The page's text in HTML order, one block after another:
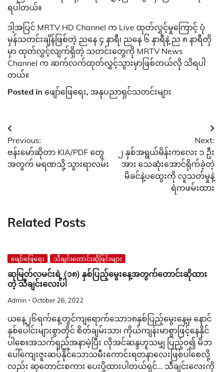
ရပါတယ်။
ဒါ့အပြင် MRTV HD Channel က Live ထုတ်လွှင့်မှုကြောင့် ပုံ
မှန်သတင်းချိန်ဖြစ်တဲ့ ညနေ ၄ နာရီ၊ ညနေ ၆ နာရီနဲ့ ည ၈ နာရီတို
မှာ ထုတ်လွှင့်လျက်ရှိတဲ့ သတင်းတွေကို MRTV News
Channel က ဆက်လက်ထုတ်လွှင့်သွားမှာဖြစ်တယ်လို သိရပါ
တယ်။
Posted in ဖျော်ဖြေရေး, အနုပညာရှင်သတင်းများ
Post
navigation
Previous:
ဗန်းမော်ဆိုတာ KIA/PDF တွေ
အတွက် မရဏသို့ သွားရာလမ်း
Next:
၂ နှစ်အရွယ်မိန်းကလေး ၁ ဦး
အား သေဆုံးအောင်ရိုက်ခဲ့တဲ့
မိခင်နဲ့ပထွေးကို လူသတ်မှုနဲ့
ရဲကဖမ်းထား
Related Posts
ဖျော်ဖြေရေး သီချင်းတောင်းဆိုခြင်းများ
ဆုမြတ်လမင်းရဲ့ (၁၈) နှစ်ပြည့်မွေးနေ့အတွက်တောင်းဆိုထား
တဲ့ သီချင်းလေးပါ
Admin October 26, 2022
ယ​နေ့၂၆ရက်​​နေ့တွင်ကျ​ရောက်​သော၁၈နှစ်ပြည့်​မွေး​နေ့မှ ​နောင်
နှစ်​​​ပေါင်းများစွာတိုင် စိတ်ချမ်းသာ၊ ကိုယ်ကျန်းမာစွာဖြင့်​နေနိုင်
ပါ​စေ။အသက်ရှည်အနာမဲ့ပြီး လိုအင်ဆန္ဒဟူသမျှ ပြည့်ဝ၍ မိဘ​
ပေါ်​ကျေးဇူးဆပ်နိုင်​သောသမီး​ကောင်းရတနာ​လေးဖြစ်ပါ​စေလို့
လည်း ဆုတောင်းစကား ပေးပို့ထားပါတယ်ရှင်… သီချင်းလေးကို